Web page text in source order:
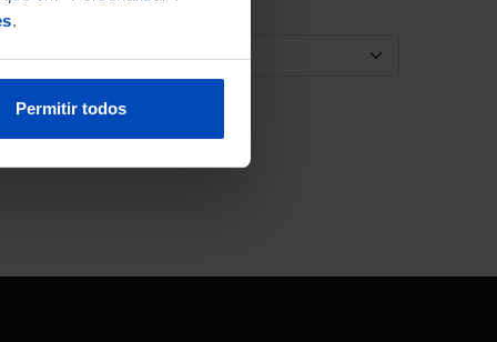
.
Permitir todos
ORDENAR POR